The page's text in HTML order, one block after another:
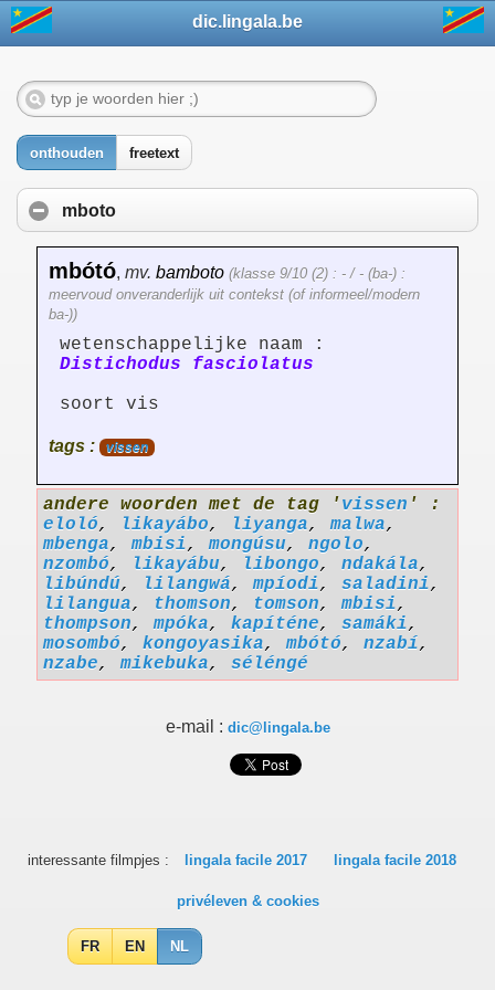
dic.lingala.be
onthouden freetext
mboto
mbótó, mv. bamboto (klasse 9/10 (2) : - / - (ba-) :
meervoud onveranderlijk uit contekst (of informeel/modern
ba-))
wetenschappelijke naam :
Distichodus fasciolatus
soort vis
tags : vissen
andere woorden met de tag ' vissen ' :
eloló, likayábo, liyanga,malwa,
mbenga,mbisi,mongúsu, ngolo,
nzombó, likayábu, libongo, ndakála,
libúndú, lilangwá,mpíodi, saladini,
lilangua, thomson, tomson,mbisi,
thompson,mpóka, kapíténe, samáki,
mosombó, kongoyasika,mbótó, nzabí,
nzabe,mikebuka, séléngé
e-mail : dic@lingala.be
interessante filmpjes : lingala facile 2017 lingala facile 2018
privéleven & cookies
FR EN NL